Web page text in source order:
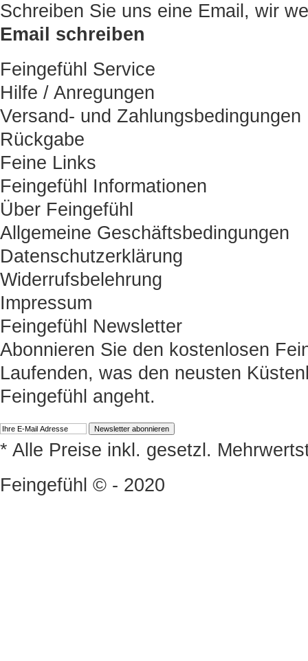
Schreiben Sie uns eine Email, wir
Email schreiben
Feingefühl Service
Hilfe / Anregungen
Versand- und Zahlungsbedingungen
Rückgabe
Feine Links
Feingefühl Informationen
Über Feingefühl
Allgemeine Geschäftsbedingungen
Datenschutzerklärung
Widerrufsbelehrung
Impressum
Feingefühl Newsletter
Abonnieren Sie den kostenlosen
Laufenden, was den neusten
Feingefühl angeht.
* Alle Preise inkl. gesetzl.
Feingefühl © - 2020